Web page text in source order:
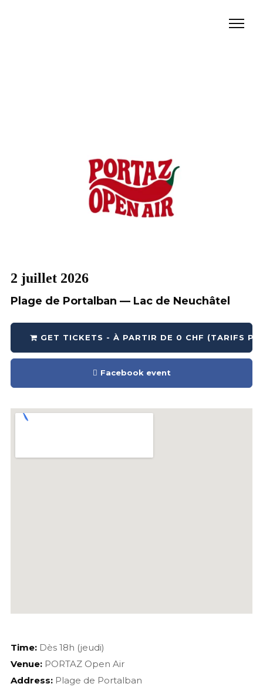
2 juillet 2026
Plage de Portalban — Lac de Neuchâtel
GET TICKETS - À PARTIR DE 0 CHF (TARIFS
Facebook event
Time:Dès 18h (jeudi)
Venue:PORTAZ Open Air
Address:Plage de Portalban